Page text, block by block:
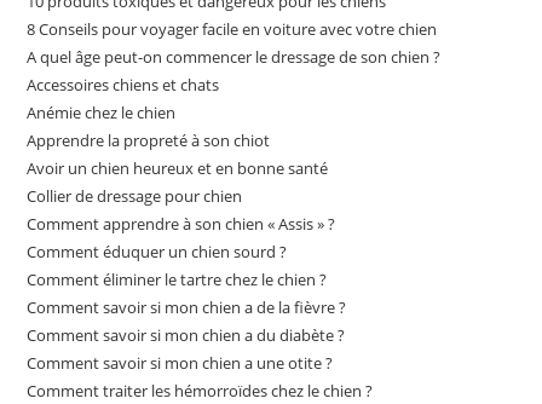
8 Conseils pour voyager facile en voiture avec votre chien
A quel âge peut-on commencer le dressage de son chien ?
Accessoires chiens et chats
Anémie chez le chien
Apprendre la propreté à son chiot
Avoir un chien heureux et en bonne santé
Collier de dressage pour chien
Comment apprendre à son chien « Assis » ?
Comment éduquer un chien sourd ?
Comment éliminer le tartre chez le chien ?
Comment savoir si mon chien a de la fièvre ?
Comment savoir si mon chien a du diabète ?
Comment savoir si mon chien a une otite ?
Comment traiter les hémorroïdes chez le chien ?